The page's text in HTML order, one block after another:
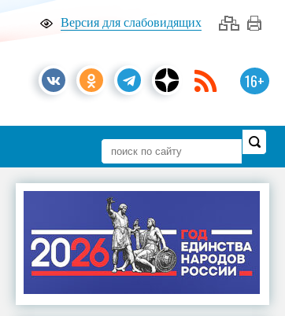
Версия для слабовидящих
16+